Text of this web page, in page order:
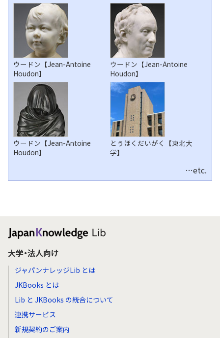
ウードン【Jean-Antoine
Houdon】
ウードン【Jean-Antoine
Houdon】
ウードン【Jean-Antoine
Houdon】
とうほくだいがく【東北大
学】
…etc.
大学・法人向け
ジャパンナレッジLib とは
JKBooks とは
Lib と JKBooks の統合について
連携サービス
新規契約のご案内